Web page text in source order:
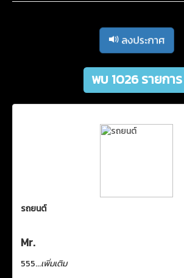
ลงประกาศ
พบ 1026 รายการ
รถยนต์
Mr.
555...เพิ่มเติม